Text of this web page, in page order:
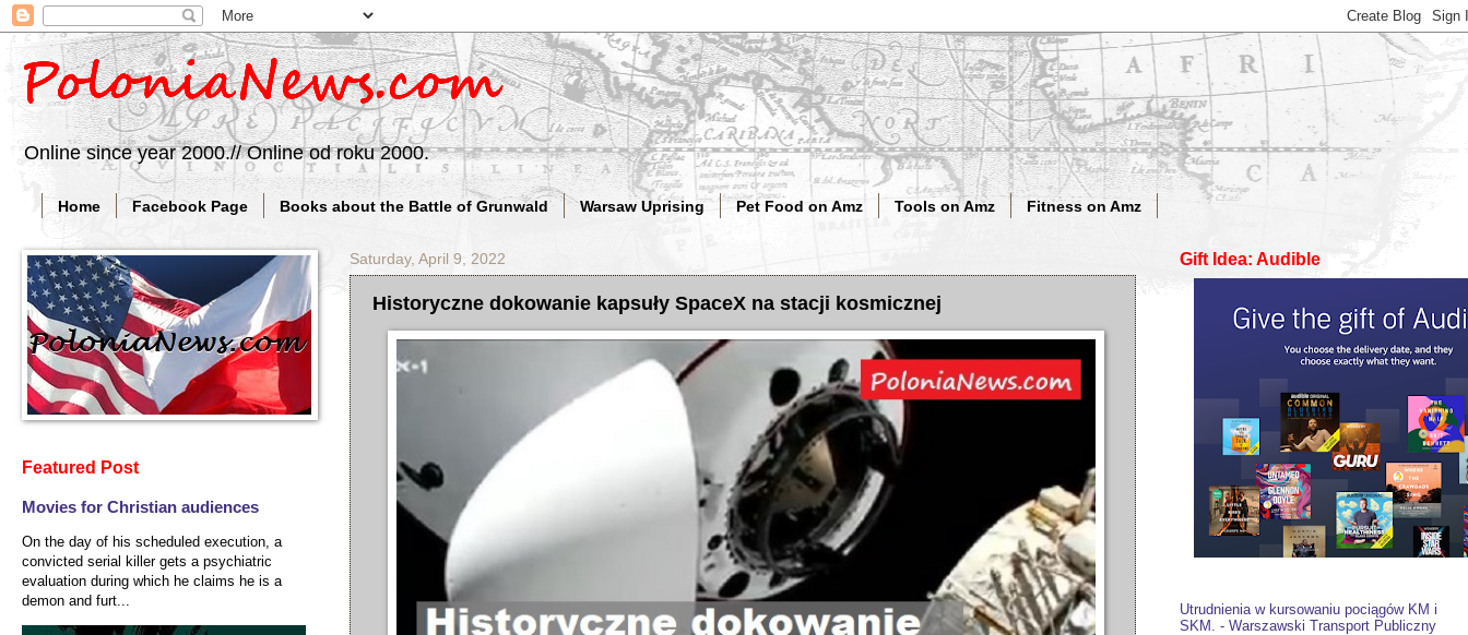
Online since year 2000.// Online od roku 2000.
Home Facebook Page Books about the Battle of Grunwald Warsaw Uprising Pet Food on Amz Tools on Amz Fitness on Amz
Saturday, April 9, 2022
Historyczne dokowanie kapsuły SpaceX na stacji kosmicznej
Featured Post
Movies for Christian audiences
On the day of his scheduled execution, a
convicted serial killer gets a psychiatric
evaluation during which he claims he is a
demon and furt...
Gift Idea: Audible
Utrudnienia w kursowaniu pociągów KM i
SKM. - Warszawski Transport Publiczny